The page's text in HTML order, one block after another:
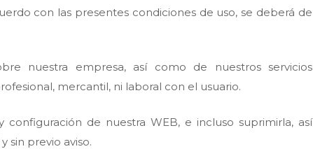
con las presentes condiciones de uso, se deberá de
nuestra empresa, así como de nuestros servicios
mercantil, ni laboral con el usuario.
de nuestra WEB, e incluso suprimirla, así
sin previo aviso.